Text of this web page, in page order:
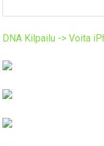
DNA Kilpailu -> Voita